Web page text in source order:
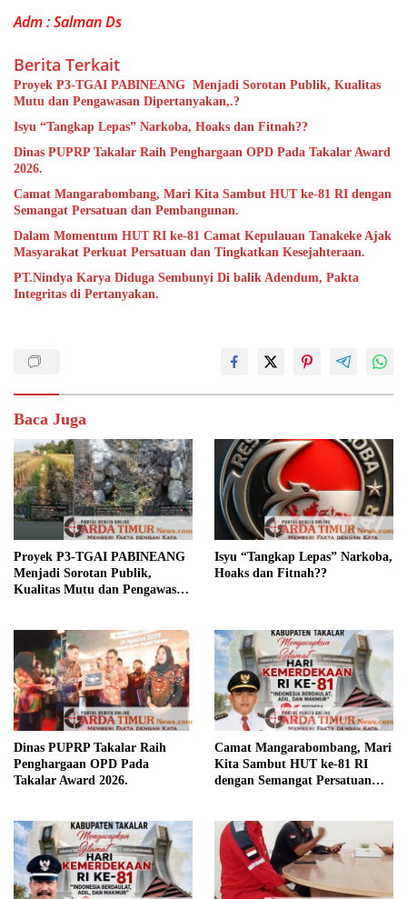
Adm : Salman Ds
Berita Terkait
Proyek P3-TGAI PABINEANG Menjadi Sorotan Publik, Kualitas
Mutu dan Pengawasan Dipertanyakan,.?
Isyu “Tangkap Lepas” Narkoba, Hoaks dan Fitnah??
Dinas PUPRP Takalar Raih Penghargaan OPD Pada Takalar Award
2026.
Camat Mangarabombang, Mari Kita Sambut HUT ke-81 RI dengan
Semangat Persatuan dan Pembangunan.‍
Dalam Momentum HUT RI ke-81 Camat Kepulauan Tanakeke Ajak
Masyarakat Perkuat Persatuan dan Tingkatkan Kesejahteraan.
PT.Nindya Karya Diduga Sembunyi Di balik Adendum, Pakta
Integritas di Pertanyakan.
Baca Juga
Proyek P3-TGAI PABINEANG
Menjadi Sorotan Publik,
Kualitas Mutu dan Pengawasan
Isyu “Tangkap Lepas” Narkoba,
Hoaks dan Fitnah??
Dinas PUPRP Takalar Raih
Penghargaan OPD Pada
Takalar Award 2026.
Camat Mangarabombang, Mari
Kita Sambut HUT ke-81 RI
dengan Semangat Persatuan